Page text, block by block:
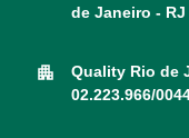
de Janeiro - RJ
Quality Rio de
02.223.966/